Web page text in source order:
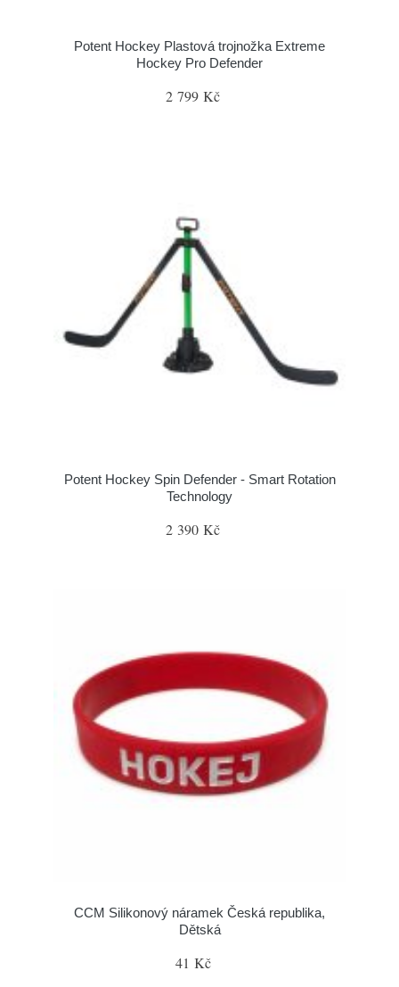
Potent Hockey Plastová trojnožka Extreme
Hockey Pro Defender
2 799 Kč
Potent Hockey Spin Defender - Smart Rotation
Technology
2 390 Kč
CCM Silikonový náramek Česká republika,
Dětská
41 Kč